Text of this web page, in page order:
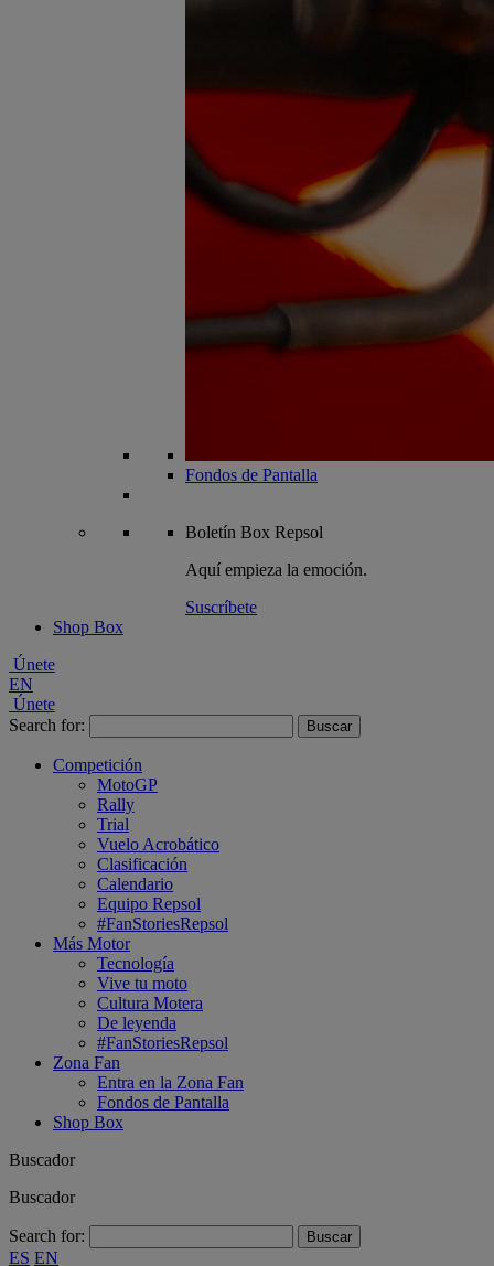
Fondos de Pantalla
Boletín Box Repsol
Aquí empieza la emoción.
Suscríbete
Shop Box
Únete
EN
Únete
Search for:
Competición
MotoGP
Rally
Trial
Vuelo Acrobático
Clasificación
Calendario
Equipo Repsol
#FanStoriesRepsol
Más Motor
Tecnología
Vive tu moto
Cultura Motera
De leyenda
#FanStoriesRepsol
Zona Fan
Entra en la Zona Fan
Fondos de Pantalla
Shop Box
Buscador
Buscador
Search for:
ES EN